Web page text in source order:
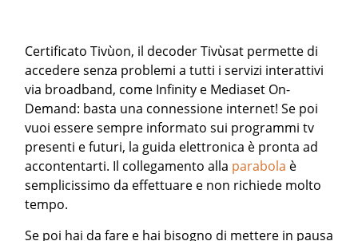
Certificato Tivùon, il decoder Tivùsat permette di
accedere senza problemi a tutti i servizi interattivi
via broadband, come Infinity e Mediaset On-
Demand: basta una connessione internet! Se poi
vuoi essere sempre informato sui programmi tv
presenti e futuri, la guida elettronica è pronta ad
accontentarti. Il collegamento alla parabola è
semplicissimo da effettuare e non richiede molto
tempo.
Se poi hai da fare e hai bisogno di mettere in pausa